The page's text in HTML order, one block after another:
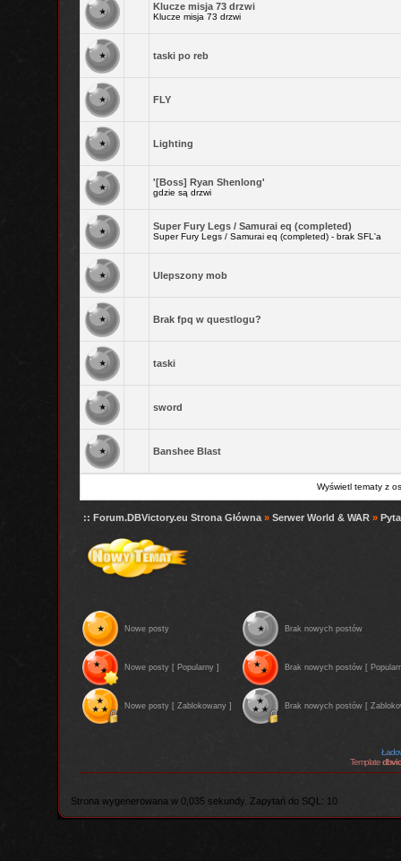
Klucze misja 73 drzwi
Klucze misja 73 drzwi
taski po reb
FLY
Lighting
'[Boss] Ryan Shenlong'
gdzie są drzwi
Super Fury Legs / Samurai eq (completed)
Super Fury Legs / Samurai eq (completed) - brak SFL'a
Ulepszony mob
Brak fpq w questlogu?
taski
sword
Banshee Blast
Wyświetl tematy z
:: Forum.DBVictory.eu Strona Główna» Serwer World & WAR»
Nowe posty Brak nowych postów
Nowe posty [ Popularny ] Brak nowych postów [
Nowe posty [ Zablokowany ] Brak nowych postów [
Template
Strona wygenerowana w 0,035 sekundy. Zapytań do SQL: 10